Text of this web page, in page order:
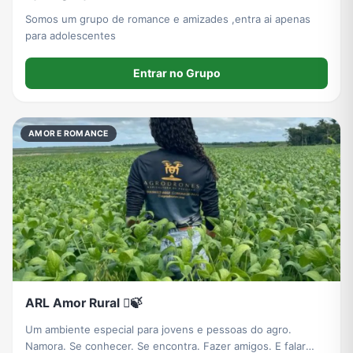
Somos um grupo de romance e amizades ,entra ai apenas
para adolescentes
Entrar no Grupo
AMOR E ROMANCE
ARL Amor Rural 🪾🍃
Um ambiente especial para jovens e pessoas do agro.
Namora. Se conhecer. Se encontra. Fazer amigos. E falar